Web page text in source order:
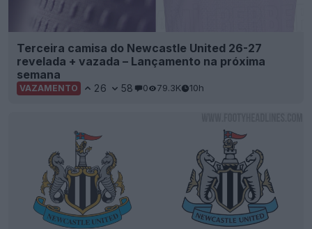
Terceira camisa do Newcastle United 26-27
revelada + vazada – Lançamento na próxima
semana
VAZAMENTO 26 58 0 79.3K 10h